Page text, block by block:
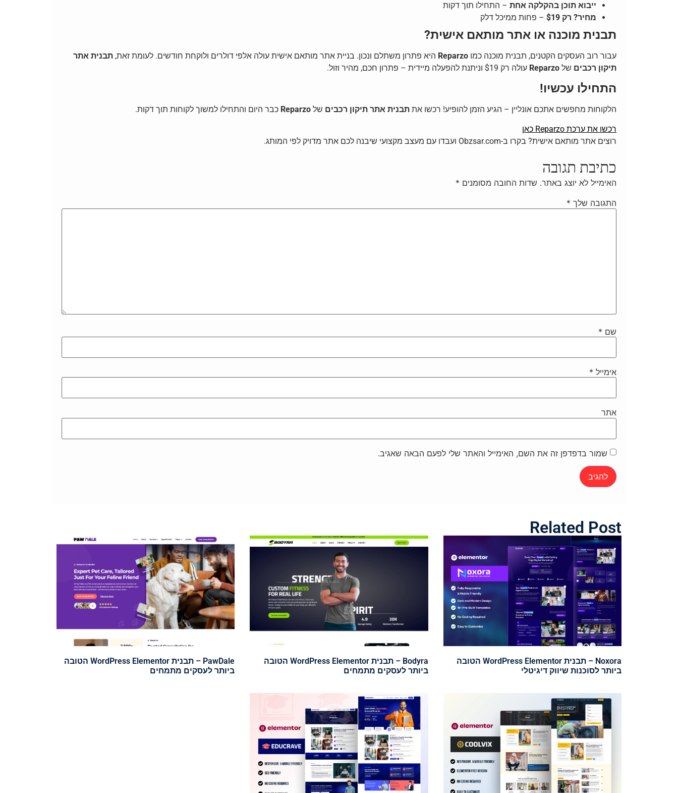
ייבוא תוכן בהקלקה אחת – התחילו תוך דקות
מחיר? רק $19
– פחות ממיכל דלק
תבנית מוכנה או אתר מותאם אישית?
עבור רוב העסקים הקטנים, תבנית מוכנה כמו Reparzo היא פתרון משתלם ונכון. בניית אתר מותאם אישית עולה אלפי דולרים ולוקחת חודשים. לעומת זאת, תבנית אתר
תיקון רכבים של Reparzo עולה רק $19 וניתנת להפעלה מיידית – פתרון חכם, מהיר וזול.
התחילו עכשיו!
הלקוחות מחפשים אתכם אונליין – הגיע הזמן להופיע! רכשו את תבנית אתר תיקון רכבים של Reparzo כבר היום והתחילו למשוך לקוחות תוך דקות.
רכשו את ערכת Reparzo כאן
רוצים אתר מותאם אישית? בקרו ב-Obzsar.com ועבדו עם מעצב מקצועי שיבנה לכם אתר מדויק לפי המותג.
כתיבת תגובה
האימייל לא יוצג באתר. שדות החובה מסומנים *
התגובה שלך *
שם *
אימייל *
אתר
שמור בדפדפן זה את השם, האימייל והאתר שלי לפעם הבאה שאגיב.
Related Post
Noxora – תבנית WordPress Elementor הטובה
ביותר לסוכנות שיווק דיגיטלי
Bodyra – תבנית WordPress Elementor הטובה
ביותר לעסקים מתמחים
PawDale – תבנית WordPress Elementor הטובה
ביותר לעסקים מתמחים